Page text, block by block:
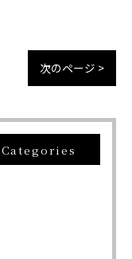
次のページ >
Categories